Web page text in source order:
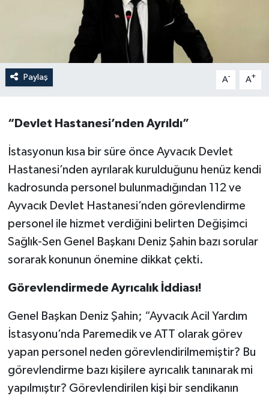
Paylaş A- A+
“Devlet Hastanesi’nden Ayrıldı”
İstasyonun kısa bir süre önce Ayvacık Devlet
Hastanesi’nden ayrılarak kurulduğunu henüz kendi
kadrosunda personel bulunmadığından 112 ve
Ayvacık Devlet Hastanesi’nden görevlendirme
personel ile hizmet verdiğini belirten Değişimci
Sağlık-Sen Genel Başkanı Deniz Şahin bazı sorular
sorarak konunun önemine dikkat çekti.
Görevlendirmede Ayrıcalık İddiası!
Genel Başkan Deniz Şahin; “Ayvacık Acil Yardım
İstasyonu’nda Paremedik ve ATT olarak görev
yapan personel neden görevlendirilmemiştir? Bu
görevlendirme bazı kişilere ayrıcalık tanınarak mi
yapılmıştır? Görevlendirilen kişi bir sendikanın